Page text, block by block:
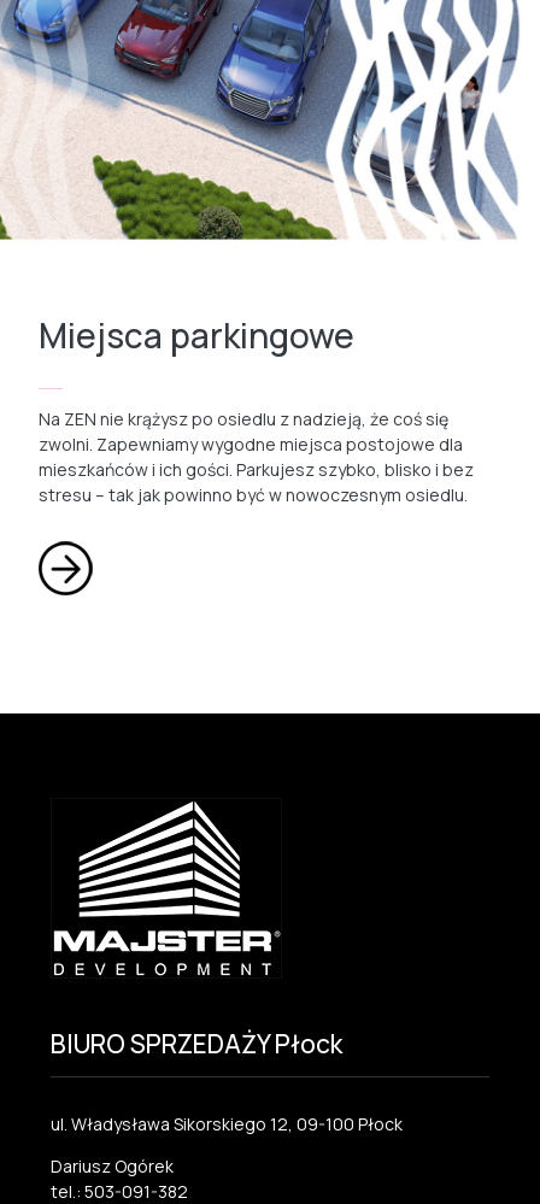
Miejsca parkingowe
Na ZEN nie krążysz po osiedlu z nadzieją, że coś się
zwolni. Zapewniamy wygodne miejsca postojowe dla
mieszkańców i ich gości. Parkujesz szybko, blisko i bez
stresu – tak jak powinno być w nowoczesnym osiedlu.
BIURO SPRZEDAŻY Płock
ul. Władysława Sikorskiego 12, 09-100 Płock
Dariusz Ogórek
tel.: 503-091-382